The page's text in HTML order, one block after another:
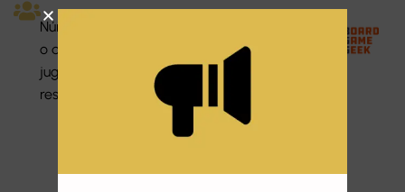
Númer
o de
jugado
res: 1-4
minut
ltad:
o